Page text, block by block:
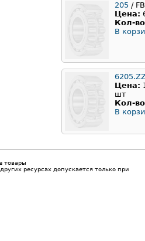
205 /
Цена:
Кол-
В
Цена:
шт
Кол-
В
товары
ресурсах допускается только при